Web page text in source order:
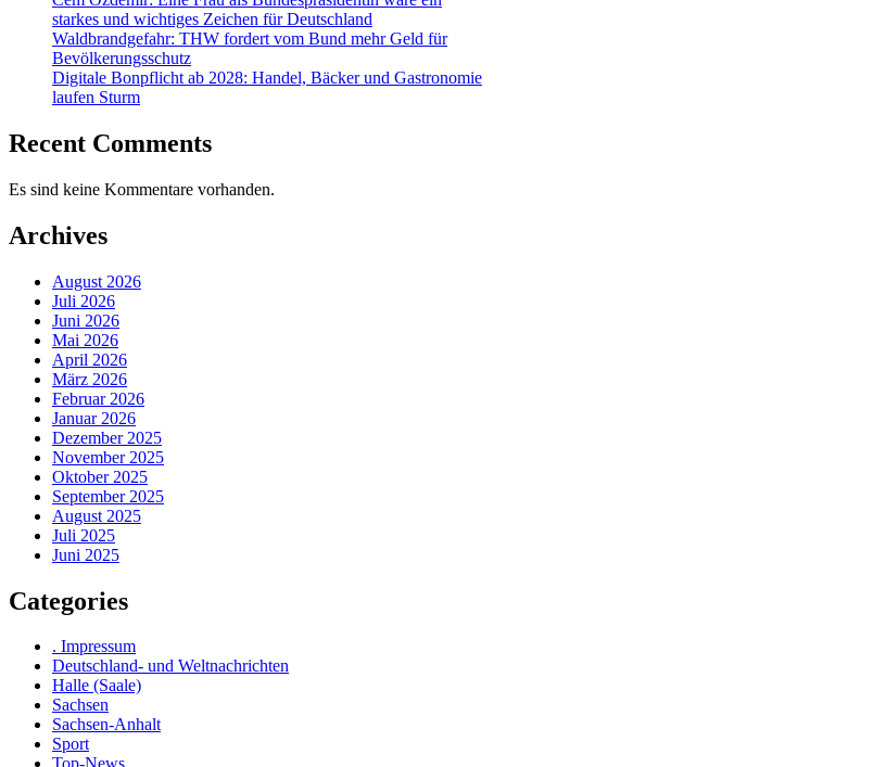
starkes und wichtiges Zeichen für Deutschland
Waldbrandgefahr: THW fordert vom Bund mehr Geld für
Bevölkerungsschutz
Digitale Bonpflicht ab 2028: Handel, Bäcker und Gastronomie
laufen Sturm
Recent Comments
Es sind keine Kommentare vorhanden.
Archives
August 2026
Juli 2026
Juni 2026
Mai 2026
April 2026
März 2026
Februar 2026
Januar 2026
Dezember 2025
November 2025
Oktober 2025
September 2025
August 2025
Juli 2025
Juni 2025
Categories
. Impressum
Deutschland- und Weltnachrichten
Halle (Saale)
Sachsen
Sachsen-Anhalt
Sport